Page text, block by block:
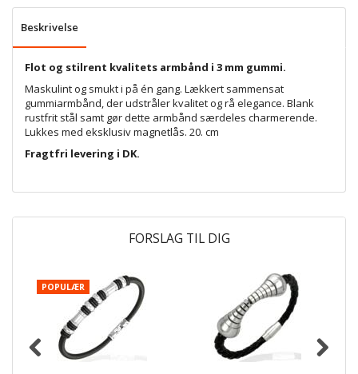
Beskrivelse
Flot og stilrent kvalitets armbånd i 3 mm gummi.
Maskulint og smukt i på én gang. Lækkert sammensat
gummiarmbånd, der udstråler kvalitet og rå elegance. Blank
rustfrit stål samt gør dette armbånd særdeles charmerende.
Lukkes med eksklusiv magnetlås. 20. cm
Fragtfri levering i DK.
FORSLAG TIL DIG
POPULÆR